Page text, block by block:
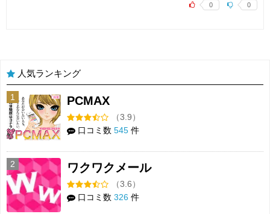
0 0
人気ランキング
1 PCMAX
（3.9）
口コミ数 545 件
2 ワクワクメール
（3.6）
口コミ数 326 件